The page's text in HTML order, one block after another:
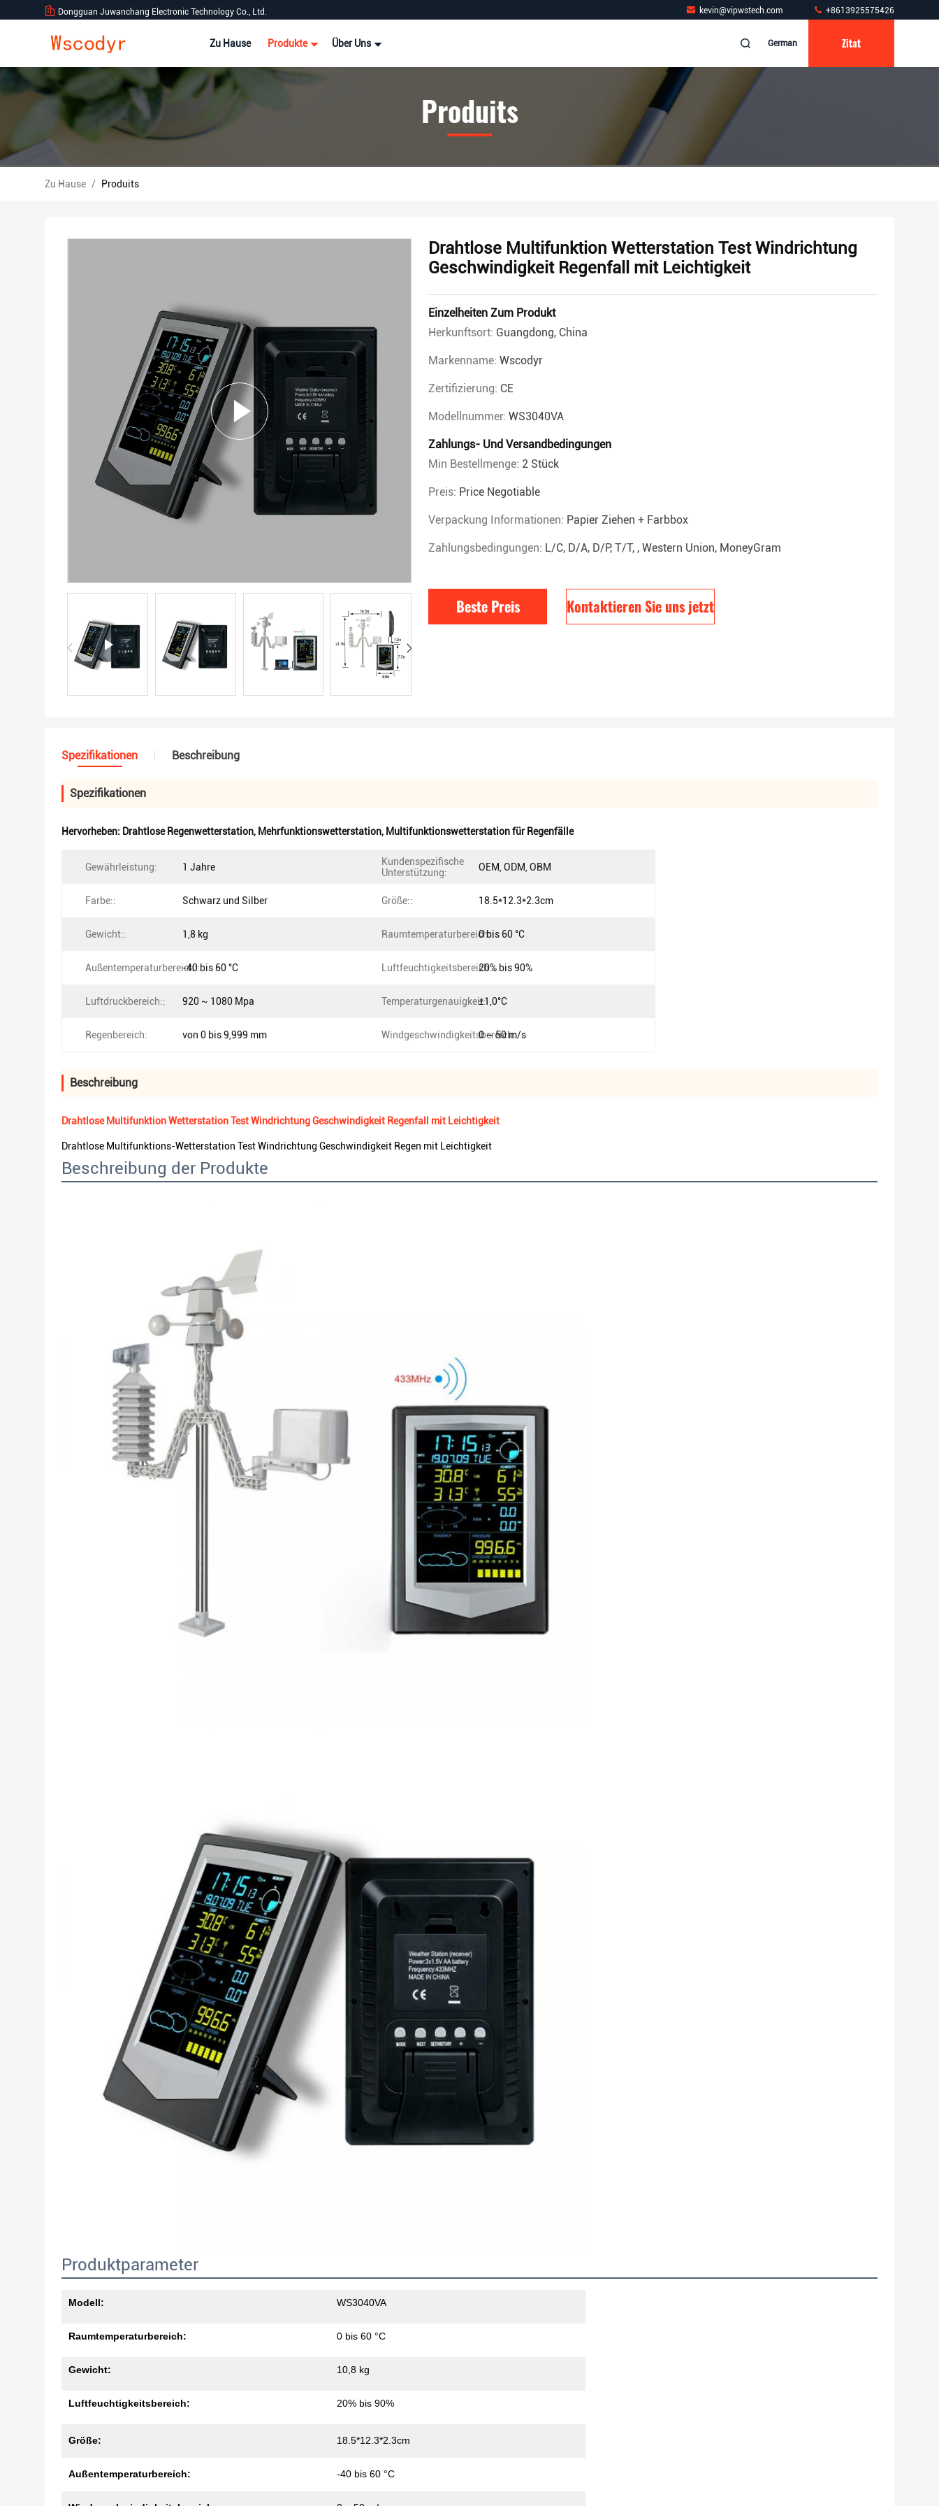
Dongguan Juwanchang Electronic Technology Co., Ltd. kevin@vipwstech.com +8613925575426
Zu Hause Produkte Über Uns German Zitat
Produits
Zu Hause / Produits
Drahtlose Multifunktion Wetterstation Test Windrichtung
Geschwindigkeit Regenfall mit Leichtigkeit
Einzelheiten Zum Produkt
Herkunftsort: Guangdong, China
Markenname: Wscodyr
Zertifizierung: CE
Modellnummer: WS3040VA
Zahlungs- Und Versandbedingungen
Min Bestellmenge: 2 Stück
Preis: Price Negotiable
Verpackung Informationen: Papier Ziehen + Farbbox
Zahlungsbedingungen: L/C, D/A, D/P, T/T, , Western Union, MoneyGram
Beste Preis Kontaktieren Sie uns jetzt
Spezifikationen Beschreibung
Spezifikationen
Hervorheben: Drahtlose Regenwetterstation, Mehrfunktionswetterstation, Multifunktionswetterstation für Regenfälle
Gewährleistung: 1 Jahre
Kundenspezifische
Unterstützung:
OEM, ODM, OBM
Farbe:: Schwarz und Silber Größe:: 18.5*12.3*2.3cm
Gewicht:: 1,8 kg Raumtemperaturbereich::0 bis 60 °C
Außentemperaturbereich::-40 bis 60 °C Luftfeuchtigkeitsbereich::20% bis 90%
Luftdruckbereich:: 920 ~ 1080 Mpa Temperaturgenauigkeit:±1,0°C
Regenbereich: von 0 bis 9,999 mm Windgeschwindigkeitsbereich:
0 ~ 50 m/s
Beschreibung
Drahtlose Multifunktion Wetterstation Test Windrichtung Geschwindigkeit Regenfall mit Leichtigkeit
Drahtlose Multifunktions-Wetterstation Test Windrichtung Geschwindigkeit Regen mit Leichtigkeit
Beschreibung der Produkte
Produktparameter
Modell: WS3040VA
Raumtemperaturbereich: 0 bis 60 °C
Gewicht: 10,8 kg
Luftfeuchtigkeitsbereich: 20% bis 90%
Größe: 18.5*12.3*2.3cm
Außentemperaturbereich: -40 bis 60 °C